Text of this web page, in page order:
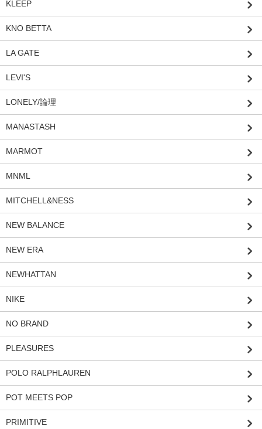
KLEEP
KNO BETTA
LA GATE
LEVI'S
LONELY/論理
MANASTASH
MARMOT
MNML
MITCHELL&NESS
NEW BALANCE
NEW ERA
NEWHATTAN
NIKE
NO BRAND
PLEASURES
POLO RALPHLAUREN
POT MEETS POP
PRIMITIVE